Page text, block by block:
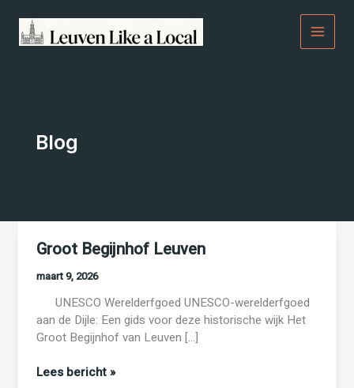
Blog
Groot Begijnhof Leuven
maart 9, 2026
UNESCO Werelderfgoed UNESCO-werelderfgoed
aan de Dijle: Een gids voor deze historische wijk Het
Groot Begijnhof van Leuven […]
Groot
Lees bericht »